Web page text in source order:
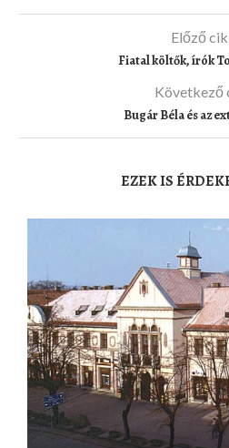
Előző
Fiatal költők, írók
Következő
Bugár Béla és az
EZEK IS